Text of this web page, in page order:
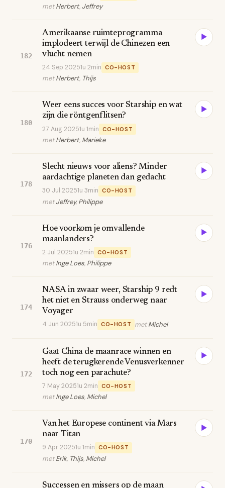
metHerbert, Jeffrey
182
Amerikaanse ruimteprogramma
implodeert terwijl de Chinezen een
vlucht nemen
24 Sep 20251u 2min CO-HOST
metHerbert, Thijs
▶
180
Weer eens succes voor Starship en wat
zijn die röntgenflitsen?
27 Aug 20251u 1min CO-HOST
metHerbert, Marieke
▶
178
Slecht nieuws voor aliens? Minder
aardachtige planeten dan gedacht
30 Jul 20251u 3min CO-HOST
metJeffrey,Philippe
▶
176
Hoe voorkom je omvallende
maanlanders?
2 Jul 20251u 2min CO-HOST
metInge Loes, Philippe
▶
174
NASA in zwaar weer, Starship 9 redt
het niet en Strauss onderweg naar
Voyager
4 Jun 20251u 5min CO-HOST metMichel
▶
172
Gaat China de maanrace winnen en
heeft de terugkerende Venusverkenner
toch nog een parachute?
7 May 20251u 2min CO-HOST
metInge Loes, Michel
▶
170
Van het Europese continent via Mars
naar Titan
9 Apr 20251u 1min CO-HOST
metErik, Thijs, Michel
▶
Successen en missers op de maan